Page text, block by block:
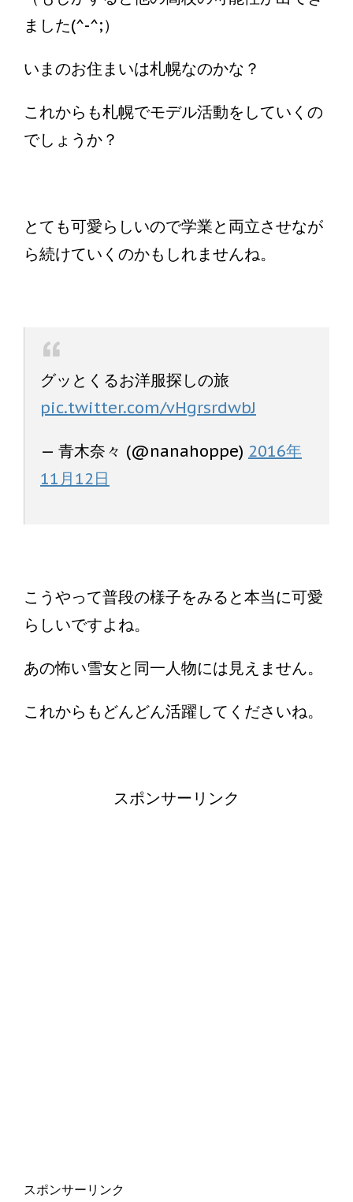
ました(^-^;）
いまのお住まいは札幌なのかな？
これからも札幌でモデル活動をしていくの
でしょうか？
とても可愛らしいので学業と両立させなが
ら続けていくのかもしれませんね。
グッとくるお洋服探しの旅
pic.twitter.com/vHgrsrdwbJ
— 青木奈々 (@nanahoppe) 2016年
11月12日
こうやって普段の様子をみると本当に可愛
らしいですよね。
あの怖い雪女と同一人物には見えません。
これからもどんどん活躍してくださいね。
スポンサーリンク
スポンサーリンク